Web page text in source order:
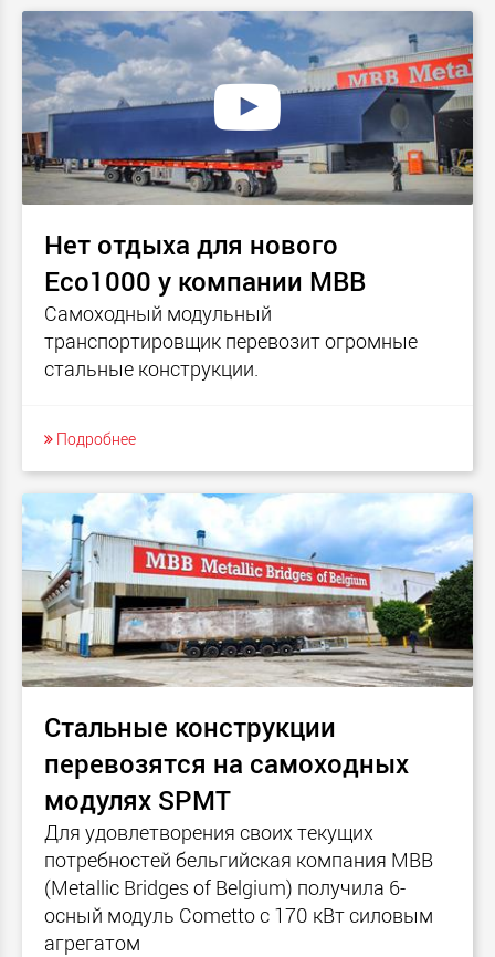
Нет отдыха для нового
Eco1000 у компании MBB
Самоходный модульный
транспортировщик перевозит огромные
стальные конструкции.
Подробнее
Стальные конструкции
перевозятся на самоходных
модулях SPMT
Для удовлетворения своих текущих
потребностей бельгийская компания MBB
(Metallic Bridges of Belgium) получила 6-
осный модуль Cometto с 170 кВт силовым
агрегатом